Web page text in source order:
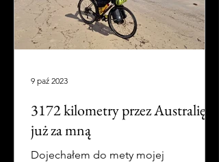
3172 kilometry przez Australię
już za mną
Dojechałem do mety mojej
9 paź 2023